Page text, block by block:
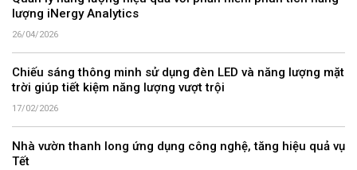
lượng iNergy Analytics
26/04/2026
Chiếu sáng thông minh sử dụng đèn LED và năng lượng mặt
trời giúp tiết kiệm năng lượng vượt trội
17/02/2026
Nhà vườn thanh long ứng dụng công nghệ, tăng hiệu quả vụ
Tết